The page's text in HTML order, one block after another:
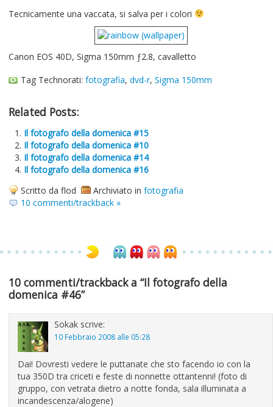
Cookie
Tecnicamente una vaccata, si salva per i colori
Canon EOS 40D, Sigma 150mm ƒ2.8, cavalletto
Tag Technorati: fotografia, dvd-r, Sigma 150mm
Related Posts:
Il fotografo della domenica #15
Il fotografo della domenica #10
Il fotografo della domenica #14
Il fotografo della domenica #16
Scritto da flod
Archiviato in fotografia
10 commenti/trackback »
10 commenti/trackback a “Il fotografo della
domenica #46”
Sokak scrive:
10 Febbraio 2008 alle 05:28
Dai! Dovresti vedere le puttanate che sto facendo io con la
tua 350D tra criceti e feste di nonnette ottantenni! (foto di
gruppo, con vetrata dietro a notte fonda, sala illuminata a
incandescenza/alogene)